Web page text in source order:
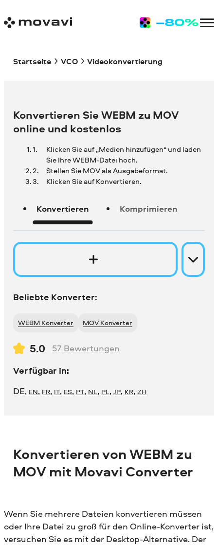
Startseite VCO Videokonvertierung
Konvertieren Sie WEBM zu MOV
online und kostenlos
Klicken Sie auf „Medien hinzufügen“ und laden
Sie IhreWEBM-Datei hoch.
Stellen Sie MOV als Ausgabeformat.
Klicken Sie auf Konvertieren.
Konvertieren Komprimieren
Beliebte Konverter:
WEBM Konverter MOV Konverter
5.0 57 Bewertungen
Verfügbar in:
DE, EN, FR, IT, ES, PT, NL, PL,JP, KR,ZH
Konvertieren von WEBM zu
MOV mit Movavi Converter
Wenn Sie mehrere Dateien konvertieren müssen
oder Ihre Datei zu groß für den Online-Konverter ist,
versuchen Sie es mit der Desktop-Alternative. Der